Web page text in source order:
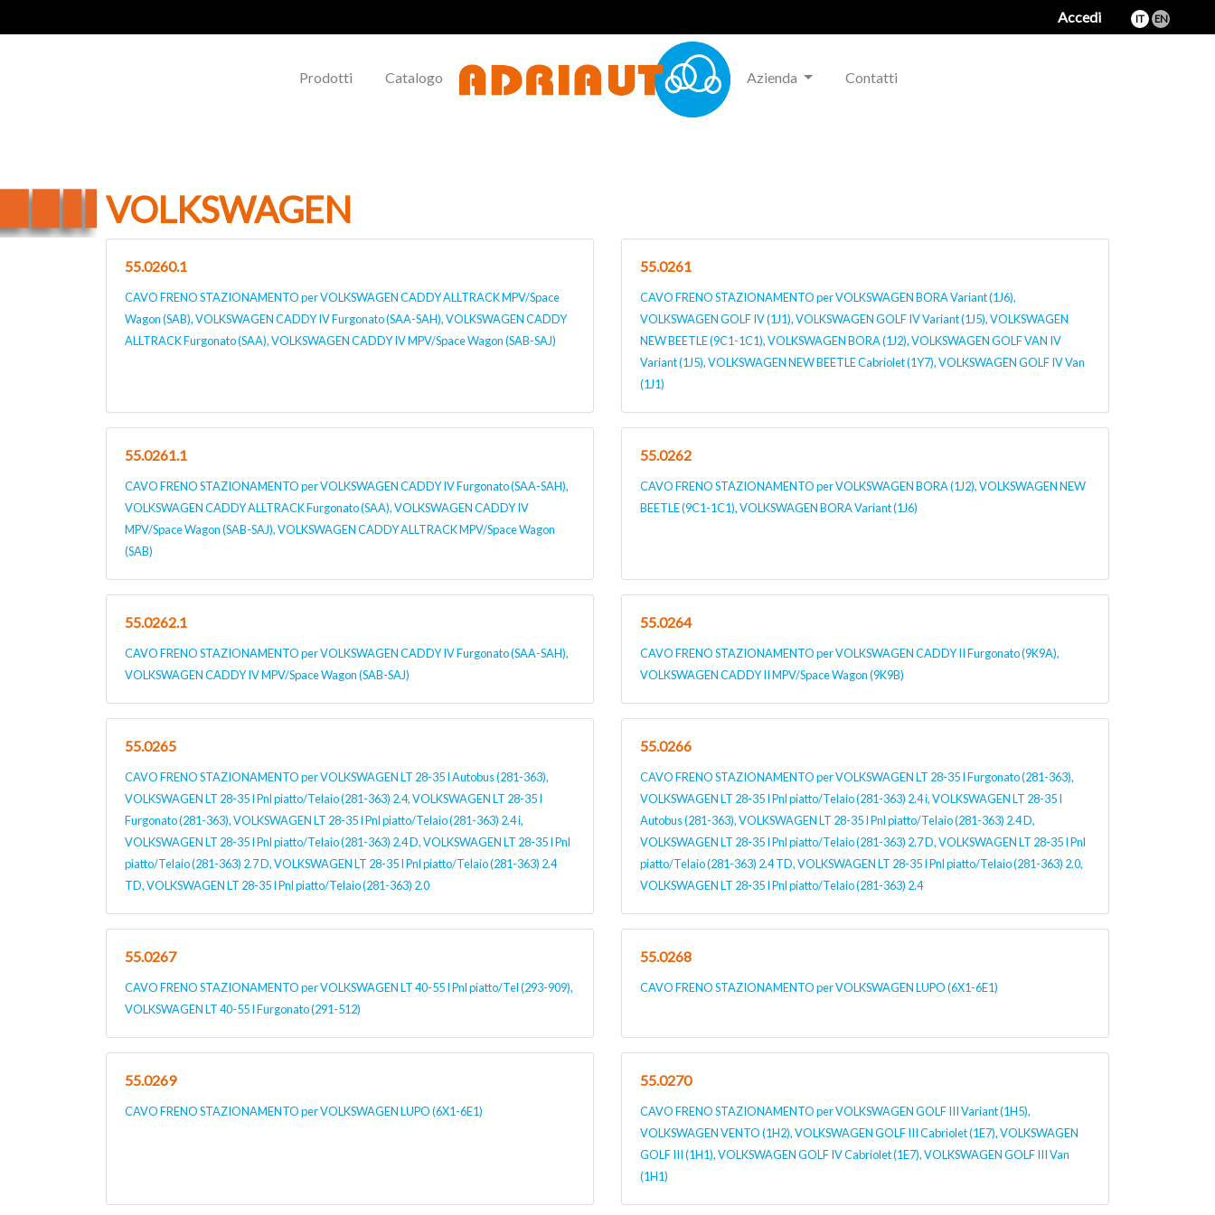
Accedi IT EN
Prodotti Catalogo Azienda Contatti
VOLKSWAGEN
55.0260.1
CAVO FRENO STAZIONAMENTO per VOLKSWAGEN CADDY ALLTRACK MPV/Space
Wagon (SAB), VOLKSWAGEN CADDY IV Furgonato (SAA-SAH), VOLKSWAGEN CADDY
ALLTRACK Furgonato (SAA), VOLKSWAGEN CADDY IV MPV/Space Wagon (SAB-SAJ)
55.0261
CAVO FRENO STAZIONAMENTO per VOLKSWAGEN BORA Variant (1J6),
VOLKSWAGEN GOLF IV (1J1), VOLKSWAGEN GOLF IV Variant (1J5), VOLKSWAGEN
NEW BEETLE (9C1-1C1), VOLKSWAGEN BORA (1J2), VOLKSWAGEN GOLF VAN IV
Variant (1J5), VOLKSWAGEN NEW BEETLE Cabriolet (1Y7), VOLKSWAGEN GOLF IV Van
(1J1)
55.0261.1
CAVO FRENO STAZIONAMENTO per VOLKSWAGEN CADDY IV Furgonato (SAA-SAH),
VOLKSWAGEN CADDY ALLTRACK Furgonato (SAA), VOLKSWAGEN CADDY IV
MPV/Space Wagon (SAB-SAJ), VOLKSWAGEN CADDY ALLTRACK MPV/Space Wagon
(SAB)
55.0262
CAVO FRENO STAZIONAMENTO per VOLKSWAGEN BORA (1J2), VOLKSWAGEN NEW
BEETLE (9C1-1C1), VOLKSWAGEN BORA Variant (1J6)
55.0262.1
CAVO FRENO STAZIONAMENTO per VOLKSWAGEN CADDY IV Furgonato (SAA-SAH),
VOLKSWAGEN CADDY IV MPV/Space Wagon (SAB-SAJ)
55.0264
CAVO FRENO STAZIONAMENTO per VOLKSWAGEN CADDY II Furgonato (9K9A),
VOLKSWAGEN CADDY II MPV/Space Wagon (9K9B)
55.0265
CAVO FRENO STAZIONAMENTO per VOLKSWAGEN LT 28-35 I Autobus (281-363),
VOLKSWAGEN LT 28-35 I Pnl piatto/Telaio (281-363) 2.4, VOLKSWAGEN LT 28-35 I
Furgonato (281-363), VOLKSWAGEN LT 28-35 I Pnl piatto/Telaio (281-363) 2.4 i,
VOLKSWAGEN LT 28-35 I Pnl piatto/Telaio (281-363) 2.4 D, VOLKSWAGEN LT 28-35 I Pnl
piatto/Telaio (281-363) 2.7 D, VOLKSWAGEN LT 28-35 I Pnl piatto/Telaio (281-363) 2.4
TD, VOLKSWAGEN LT 28-35 I Pnl piatto/Telaio (281-363) 2.0
55.0266
CAVO FRENO STAZIONAMENTO per VOLKSWAGEN LT 28-35 I Furgonato (281-363),
VOLKSWAGEN LT 28-35 I Pnl piatto/Telaio (281-363) 2.4 i, VOLKSWAGEN LT 28-35 I
Autobus (281-363), VOLKSWAGEN LT 28-35 I Pnl piatto/Telaio (281-363) 2.4 D,
VOLKSWAGEN LT 28-35 I Pnl piatto/Telaio (281-363) 2.7 D, VOLKSWAGEN LT 28-35 I Pnl
piatto/Telaio (281-363) 2.4 TD, VOLKSWAGEN LT 28-35 I Pnl piatto/Telaio (281-363) 2.0,
VOLKSWAGEN LT 28-35 I Pnl piatto/Telaio (281-363) 2.4
55.0267
CAVO FRENO STAZIONAMENTO per VOLKSWAGEN LT 40-55 I Pnl piatto/Tel (293-909),
VOLKSWAGEN LT 40-55 I Furgonato (291-512)
55.0268
CAVO FRENO STAZIONAMENTO per VOLKSWAGEN LUPO (6X1-6E1)
55.0269
CAVO FRENO STAZIONAMENTO per VOLKSWAGEN LUPO (6X1-6E1)
55.0270
CAVO FRENO STAZIONAMENTO per VOLKSWAGEN GOLF III Variant (1H5),
VOLKSWAGEN VENTO (1H2), VOLKSWAGEN GOLF III Cabriolet (1E7), VOLKSWAGEN
GOLF III (1H1), VOLKSWAGEN GOLF IV Cabriolet (1E7), VOLKSWAGEN GOLF III Van
(1H1)